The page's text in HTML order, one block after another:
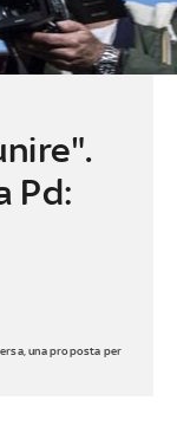
Pd:
una proposta per